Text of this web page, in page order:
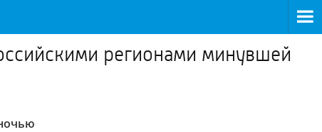
регионами минувшей